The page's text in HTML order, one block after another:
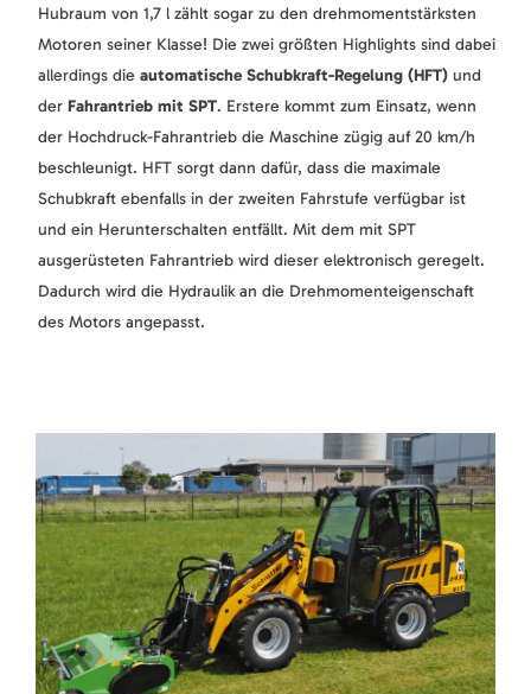
Hubraum von 1,7 l zählt sogar zu den drehmomentstärksten
Motoren seiner Klasse! Die zwei größten Highlights sind dabei
allerdings die automatische Schubkraft-Regelung (HFT) und
der Fahrantrieb mit SPT. Erstere kommt zum Einsatz, wenn
der Hochdruck-Fahrantrieb die Maschine zügig auf 20 km/h
beschleunigt. HFT sorgt dann dafür, dass die maximale
Schubkraft ebenfalls in der zweiten Fahrstufe verfügbar ist
und ein Herunterschalten entfällt. Mit dem mit SPT
ausgerüsteten Fahrantrieb wird dieser elektronisch geregelt.
Dadurch wird die Hydraulik an die Drehmomenteigenschaft
des Motors angepasst.